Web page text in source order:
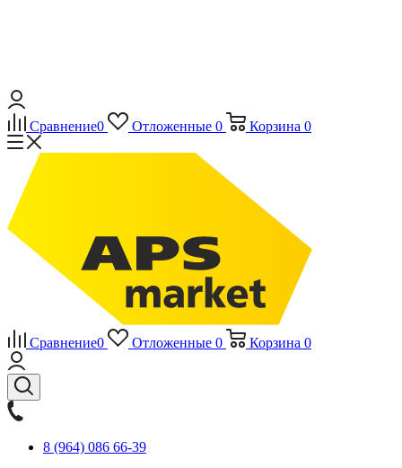
Сравнение0 Отложенные 0 Корзина 0
Сравнение0 Отложенные 0 Корзина 0
8 (964) 086 66-39